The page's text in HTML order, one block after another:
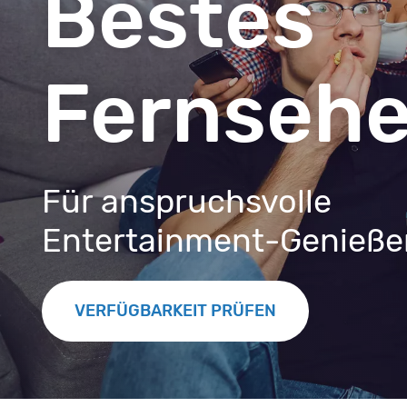
Für anspruchsvolle
Entertainment-
VERFÜGBARKEIT PRÜFEN